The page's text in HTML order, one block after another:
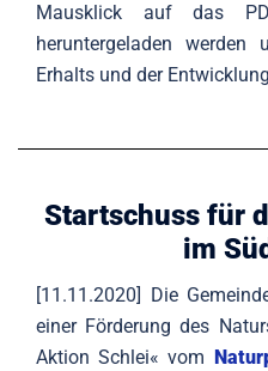
Mausklick auf das
heruntergeladen
Erhalts und der
Startschuss für
im
[11.11.2020] Die
einer Förderung des
Aktion Schlei« vom